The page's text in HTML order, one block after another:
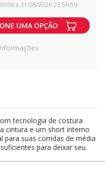
a 31/08/2026 23:59:59
UMA OPÇÃO
tecnologia de costura
cintura e um short interno
para suas corridas de média
para deixar seu